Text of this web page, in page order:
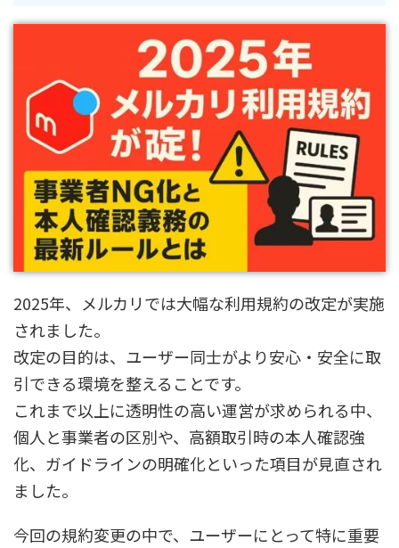
2025年、メルカリでは大幅な利用規約の改定が実施
されました。
改定の目的は、ユーザー同士がより安心・安全に取
引できる環境を整えることです。
これまで以上に透明性の高い運営が求められる中、
個人と事業者の区別や、高額取引時の本人確認強
化、ガイドラインの明確化といった項目が見直され
ました。
今回の規約変更の中で、ユーザーにとって特に重要